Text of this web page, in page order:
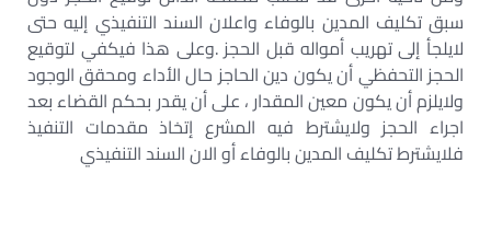
سبق تكليف المدين بالوفاء واعلان السند التنفيذي إليه حتى
لايلجأ إلى تهريب أمواله قبل الحجز .وعلى هذا فيكفي لتوقيع
الحجز التحفظي أن يكون دين الحاجز حال الأداء ومحقق الوجود
ولايلزم أن يكون معين المقدار ، على أن يقدر بحكم القضاء بعد
اجراء الحجز ولايشترط فيه المشرع إتخاذ مقدمات التنفيذ
فلايشترط تكليف المدين بالوفاء أو الان السند التنفيذي